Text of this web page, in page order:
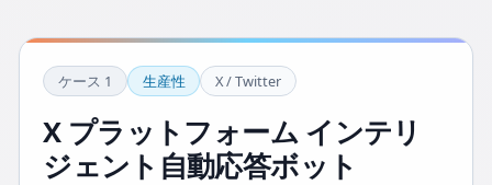
ケース 1 生産性 X / Twitter
X プラットフォーム インテリ
ジェント自動応答ボット